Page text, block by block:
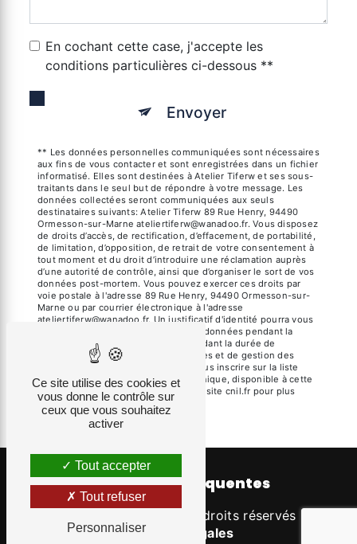
En cochant cette case, j'accepte les
conditions particulières ci-dessous **
Envoyer
** Les données personnelles communiquées sont nécessaires
aux fins de vous contacter et sont enregistrées dans un fichier
informatisé. Elles sont destinées à Atelier Tiferw et ses sous-
traitants dans le seul but de répondre à votre message. Les
données collectées seront communiquées aux seuls
destinataires suivants: Atelier Tiferw 89 Rue Henry, 94490
Ormesson-sur-Marne ateliertiferw@wanadoo.fr. Vous disposez
de droits d’accès, de rectification, d’effacement, de portabilité,
de limitation, d’opposition, de retrait de votre consentement à
tout moment et du droit d’introduire une réclamation auprès
d’une autorité de contrôle, ainsi que d’organiser le sort de vos
données post-mortem. Vous pouvez exercer ces droits par
voie postale à l'adresse 89 Rue Henry, 94490 Ormesson-sur-
Marne ou par courrier électronique à l'adresse
ateliertiferw@wanadoo.fr. Un justificatif d'identité pourra vous
être demandé. Nous conservons vos données pendant la
période de prise de contact puis pendant la durée de
prescription légale aux fins probatoires et de gestion des
contentieux. Vous avez le droit de vous inscrire sur la liste
d'opposition au démarchage téléphonique, disponible à cette
adresse:
Bloctel.gouv.fr. Consultez le site cnil.fr pour plus
d’informations sur vos droits.
Recherches fréquentes
- 2026 - Tous droits réservés -
Mentions légales
Ce site utilise des cookies et
vous donne le contrôle sur
ceux que vous souhaitez
activer
Tout accepter
Tout refuser
Personnaliser